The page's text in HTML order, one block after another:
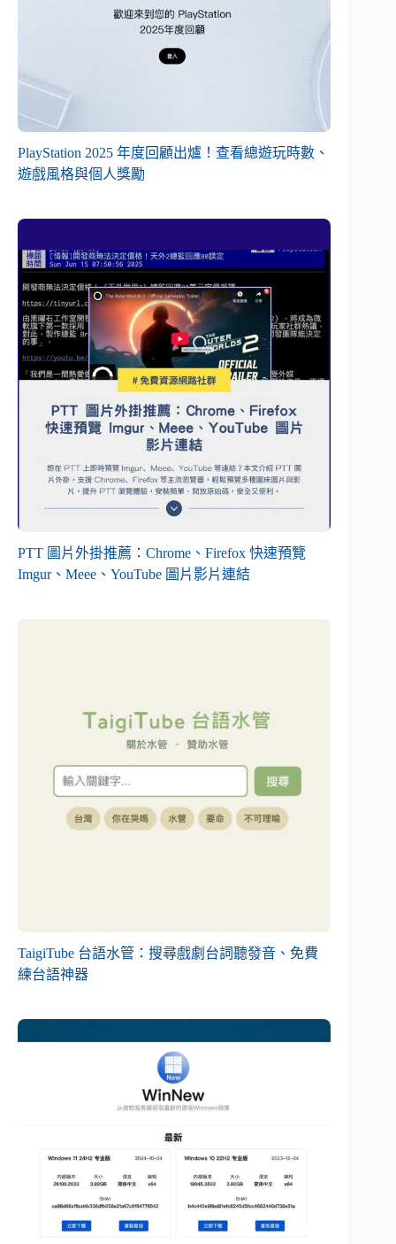
PlayStation 2025 年度回顧出爐！查看總遊玩時數、
遊戲風格與個人獎勵
PTT 圖片外掛推薦：Chrome、Firefox 快速預覽
Imgur、Meee、YouTube 圖片影片連結
TaigiTube 台語水管：搜尋戲劇台詞聽發音、免費
練台語神器